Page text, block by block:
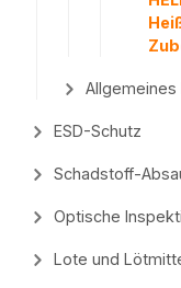
ESD-Schutz
Schadstoff-
Optische
Lote und